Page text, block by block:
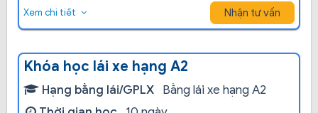
Xem chi tiết Nhận tư vấn
Khóa học lái xe hạng A2
Hạng bằng lái/GPLX
Bằng lái xe hạng A2